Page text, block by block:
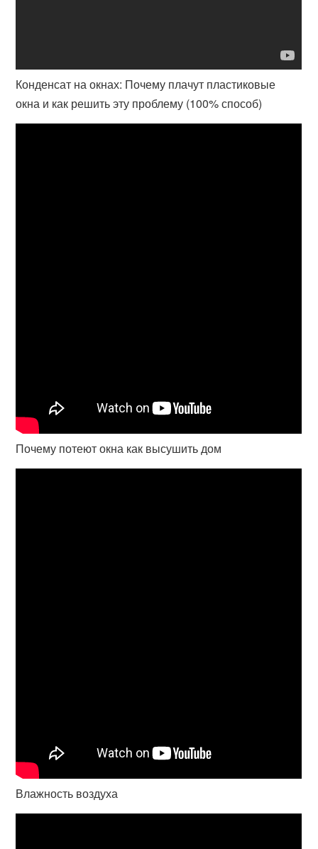
Конденсат на окнах: Почему плачут пластиковые
окна и как решить эту проблему (100% способ)
Почему потеют окна как высушить дом
Влажность воздуха